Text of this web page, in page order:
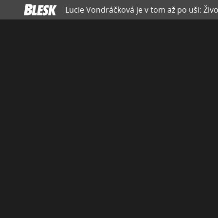
Lucie Vondráčková je v tom až po uši: